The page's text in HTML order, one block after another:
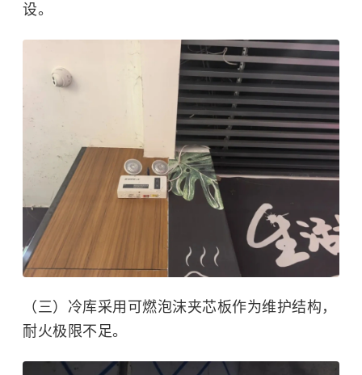
设。
（三）冷库采用可燃泡沫夹芯板作为维护结构，
耐火极限不足。